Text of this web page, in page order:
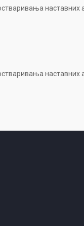
наставних
наставних